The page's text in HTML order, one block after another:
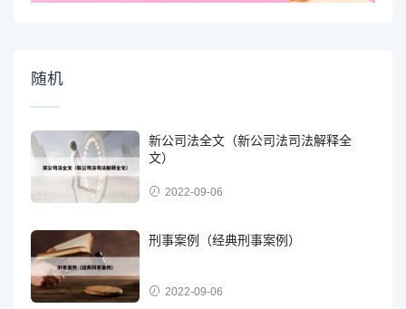
随机
新公司法全文（新公司法司法解释全
文）
2022-09-06
刑事案例（经典刑事案例）
2022-09-06